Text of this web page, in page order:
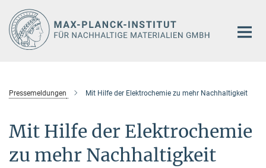
Hauptinhalt
Pressemeldungen Mit Hilfe der Elektrochemie zu mehr Nachhaltigkeit
Mit Hilfe der Elektrochemie
zu mehr Nachhaltigkeit